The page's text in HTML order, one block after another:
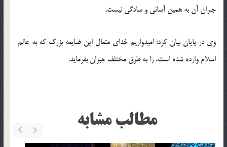
جبران آن به همین آسانی و سادگی نیست.
وی در پایان بیان کرد: امیدواریم خدای متعال این ضایعه بزرگ که به عالم
اسلام وارده شده است، را به طرق مختلف جبران بفرماید.
مطالب مشابه